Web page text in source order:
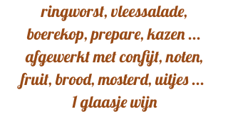
ringworst, vleessalade,
boerekop, prepare, kazen ...
afgewerkt met confijt, noten,
fruit, brood, mosterd, uitjes ...
1 glaasje wijn